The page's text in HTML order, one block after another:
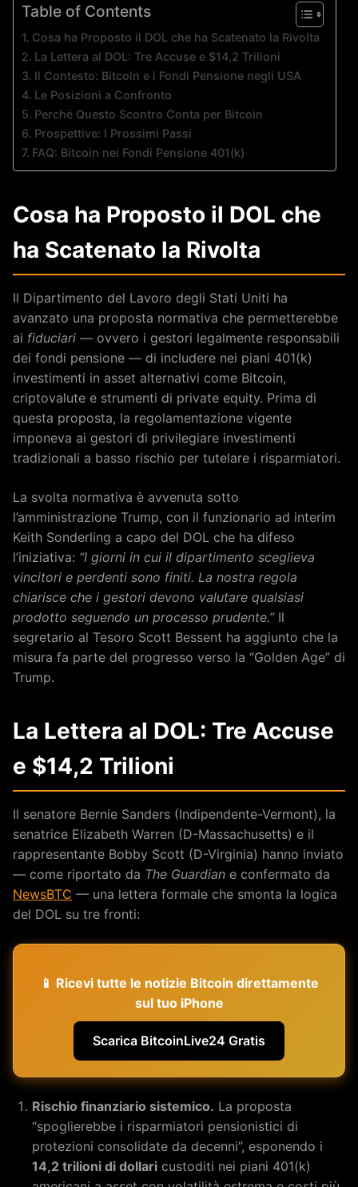
Table of Contents
Cosa ha Proposto il DOL che ha Scatenato la Rivolta
La Lettera al DOL: Tre Accuse e $14,2 Trilioni
Il Contesto: Bitcoin e i Fondi Pensione negli USA
Le Posizioni a Confronto
Perché Questo Scontro Conta per Bitcoin
Prospettive: I Prossimi Passi
FAQ: Bitcoin nei Fondi Pensione 401(k)
Cosa ha Proposto il DOL che
ha Scatenato la Rivolta
Il Dipartimento del Lavoro degli Stati Uniti ha
avanzato una proposta normativa che permetterebbe
ai fiduciari — ovvero i gestori legalmente responsabili
dei fondi pensione — di includere nei piani 401(k)
investimenti in asset alternativi come Bitcoin,
criptovalute e strumenti di private equity. Prima di
questa proposta, la regolamentazione vigente
imponeva ai gestori di privilegiare investimenti
tradizionali a basso rischio per tutelare i risparmiatori.
La svolta normativa è avvenuta sotto
l’amministrazione Trump, con il funzionario ad interim
Keith Sonderling a capo del DOL che ha difeso
l’iniziativa: “I giorni in cui il dipartimento sceglieva
vincitori e perdenti sono finiti. La nostra regola
chiarisce che i gestori devono valutare qualsiasi
prodotto seguendo un processo prudente.”Il
segretario al Tesoro Scott Bessent ha aggiunto che la
misura fa parte del progresso verso la “Golden Age” di
Trump.
La Lettera al DOL: Tre Accuse
e $14,2 Trilioni
Il senatore Bernie Sanders (Indipendente-Vermont), la
senatrice Elizabeth Warren (D-Massachusetts) e il
rappresentante Bobby Scott (D-Virginia) hanno inviato
— come riportato da The Guardian e confermato da
NewsBTC — una lettera formale che smonta la logica
del DOL su tre fronti:
📱 Ricevi tutte le notizie Bitcoin direttamente
sul tuo iPhone
Scarica BitcoinLive24 Gratis
Rischio finanziario sistemico. La proposta
“spoglierebbe i risparmiatori pensionistici di
protezioni consolidate da decenni”, esponendo i
14,2 trilioni di dollari custoditi nei piani 401(k)